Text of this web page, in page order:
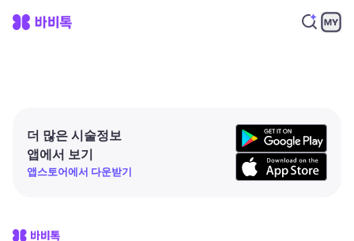
더 많은 시술정보
앱에서 보기
앱스토어에서 다운받기